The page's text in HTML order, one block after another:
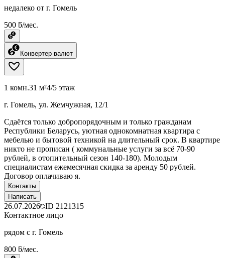
недалеко от г. Гомель
500 ƃ/мес.
Конвертер валют
1 комн.31 м²4/5 этаж
г. Гомель, ул. Жемчужная, 12/1
Сдаётся только добропорядочным и только гражданам
Республики Беларусь, уютная однокомнатная квартира с
мебелью и бытовой техникой на длительный срок. В квартире
никто не прописан ( коммунальные услуги за всё 70-90
рублей, в отопительный сезон 140-180). Молодым
специалистам ежемесячная скидка за аренду 50 рублей.
Договор оплачиваю я.
Контакты
Написать
26.07.2026 ID 2121315
Контактное лицо
рядом с г. Гомель
800 ƃ/мес.